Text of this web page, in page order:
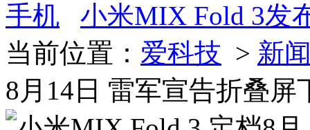
手机
小米MIX Fold 3发
当前位置： 爱科技 > 新
8月14日 雷军宣告折叠屏